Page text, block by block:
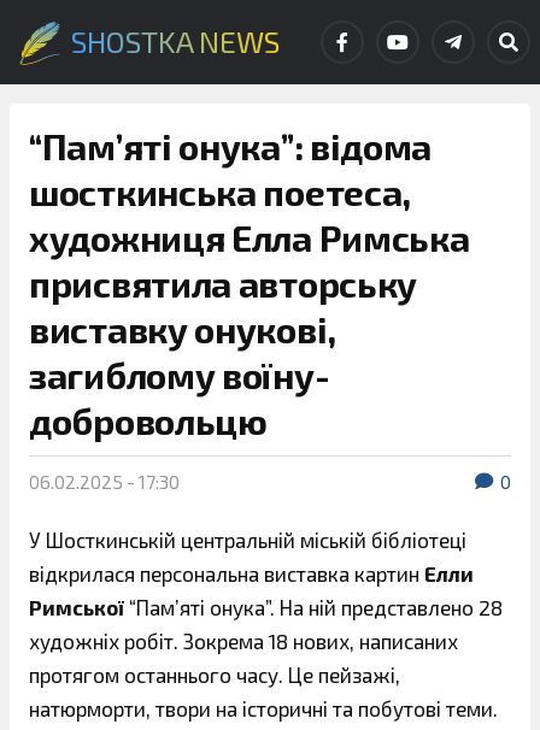
SHOSTKA NEWS
“Пам’яті онука”: відома
шосткинська поетеса,
художниця Елла Римська
присвятила авторську
виставку онукові,
загиблому воїну-
добровольцю
06.02.2025 - 17:30 0
У Шосткинській центральній міській бібліотеці
відкрилася персональна виставка картин Елли
Римської “Пам’яті онука”. На ній представлено 28
художніх робіт. Зокрема 18 нових, написаних
протягом останнього часу. Це пейзажі,
натюрморти, твори на історичні та побутові теми.